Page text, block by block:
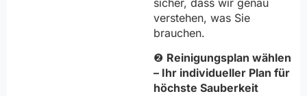
sicher, dass wir genau
verstehen, was Sie
brauchen.
❷ Reinigungsplan wählen
– Ihr individueller Plan für
höchste Sauberkeit